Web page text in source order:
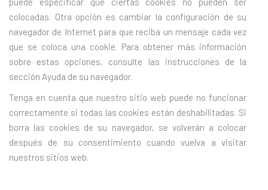
colocadas. Otra opción es cambiar la configuración de su
navegador de Internet para que reciba un mensaje cada vez
que se coloca una cookie. Para obtener más información
sobre estas opciones, consulte las instrucciones de la
sección Ayuda de su navegador.
Tenga en cuenta que nuestro sitio web puede no funcionar
correctamente si todas las cookies están deshabilitadas. Si
borra las cookies de su navegador, se volverán a colocar
después de su consentimiento cuando vuelva a visitar
nuestros sitios web.